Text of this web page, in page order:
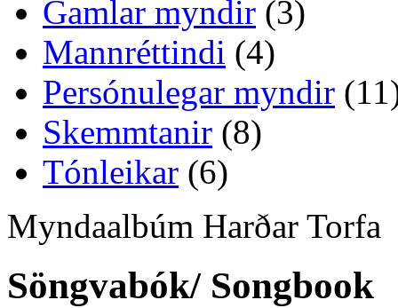
Gamlar myndir (3)
Mannréttindi (4)
Persónulegar myndir
Skemmtanir (8)
Tónleikar (6)
Myndaalbúm Harðar Torfa
Söngvabók/ Songbook